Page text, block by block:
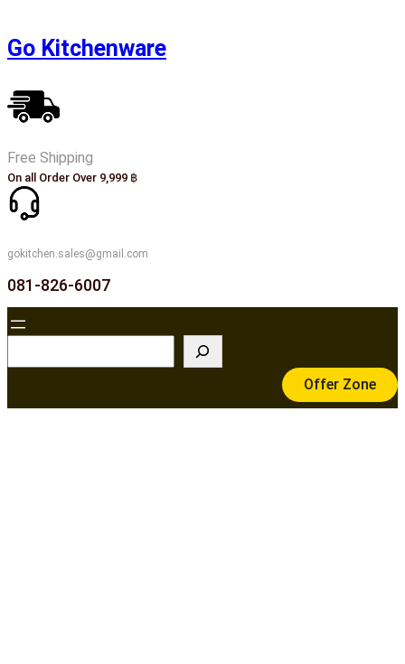
to
content
Go Kitchenware
Free Shipping
On all Order Over 9,999 ฿
gokitchen.sales@gmail.com
081-826-6007
e
r
Offer Zone